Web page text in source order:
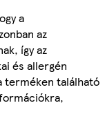
a
az
így az
és allergén
terméken található